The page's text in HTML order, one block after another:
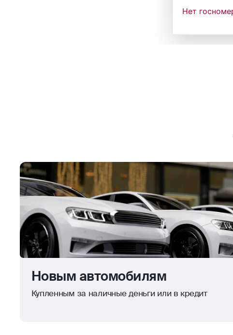
Новым автомобилям
Купленным за наличные деньги или в кредит